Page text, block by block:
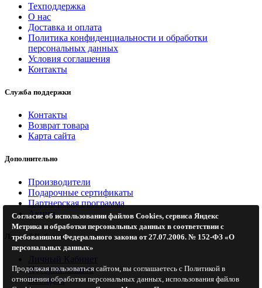
Техподдержка
О нас
Доставка и оплата
Политика конфиденциальности и обработки
персональных данных
Условия соглашения
Контакты
Служба поддержки
Контакты
Возврат товара
Карта сайта
Дополнительно
Производители
Подарочные сертификаты
Партнерская программа
Акции
Личный Кабинет
Личный Кабинет
История заказов
Закладки
Согласие об использовании файлов Cookies, сервиса Яндекс
Метрика и обработки персональных данных в соответствии с
требованиями Федерального закона от 27.07.2006. № 152-ФЗ «О
персональных данных»
Продолжая пользоваться сайтом, вы соглашаетесь с Политикой в
отношении обработки персональных данных, использования файлов